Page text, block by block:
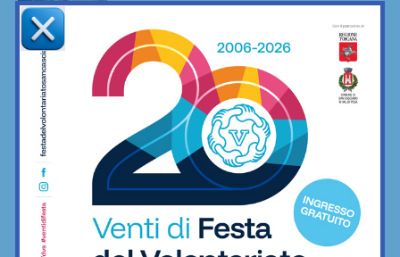
Equitazione
convocata nella Nazionale Young
Riders agli Europei di equitazione
Fitness
SportLab21 non va in vacanza: palestra
aperta per tutto il mese di agosto
Calcetto
Champions Cup Fratres, ecco tutti i
premi individuali dell’edizione 2026. Fra
Palloni d’Oro e…
“Aqua Camp” alla Piscina del Chianti: